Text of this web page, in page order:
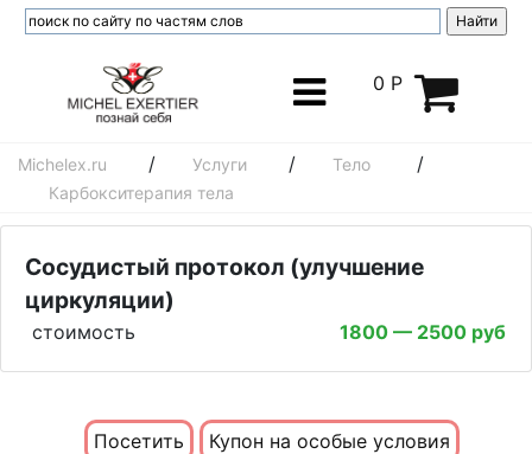
0 Р
Michelex.ru / Услуги / Тело /
Карбокситерапия тела
Сосудистый протокол (улучшение
циркуляции)
стоимость 1800 — 2500 руб
Посетить Купон на особые условия